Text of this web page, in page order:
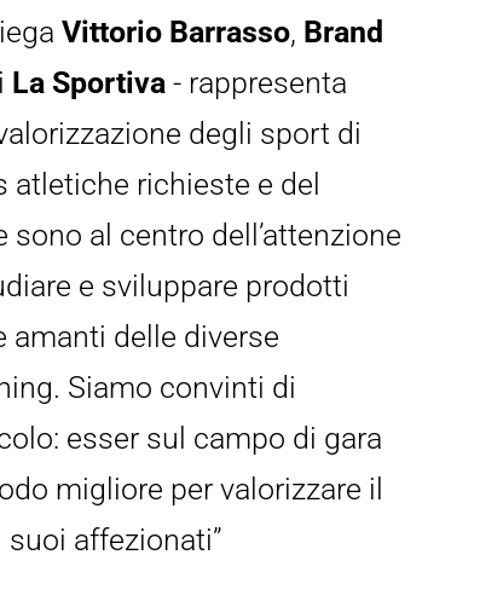
Vittorio Barrasso, Brand
La Sportiva - rappresenta
degli sport di
richieste e del
al centro dell’attenzione
e sviluppare prodotti
amanti delle diverse
Siamo convinti di
esser sul campo di gara
migliore per valorizzare il
affezionati”